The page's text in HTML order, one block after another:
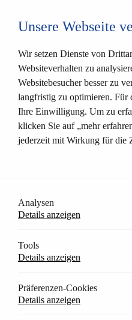
Mechanische
Produkte
Mechanische
Sicherheitszylinder
Einsteckschlösser
Lösungen
Kundenprofil
CESrelock
Zylinderfärbungen
Modularsystem
CESentry
CES OMEGA FLEX
Elektronik-
CESeasy
Lösungen
Unsere Webseite
Wir setzen Dienste von
Websiteverhalten zu
Websitebesucher besser zu
langfristig zu optimieren. Für
Ihre Einwilligung. Um zu
klicken Sie auf „mehr
jederzeit mit Wirkung für die
Analysen
Details anzeigen
Tools
Details anzeigen
Präferenzen-Cookies
Details anzeigen